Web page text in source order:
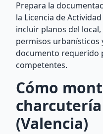
Prepara la
la Licencia de
incluir planos del
permisos urbanísticos
documento requerido
competentes.
Cómo
(Valencia)